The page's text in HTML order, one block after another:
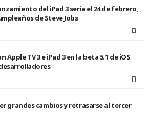
del iPad 3 seria el 24 de febrero,
de Steve Jobs
TV 3 e iPad 3 en la beta 5.1 de iOS
grandes cambios y retrasarse al tercer